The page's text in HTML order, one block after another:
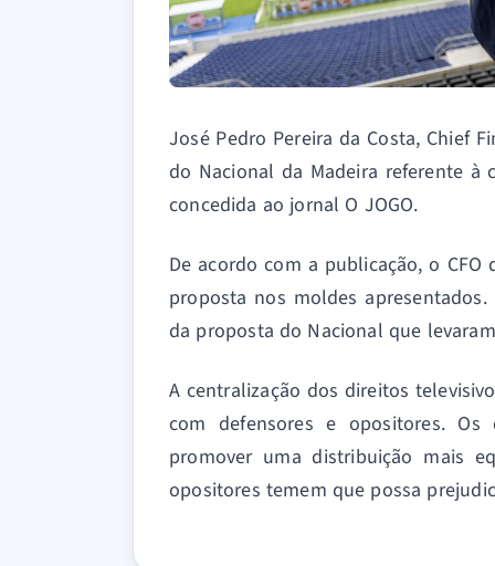
José Pedro Pereira da Costa, Chief
do Nacional da Madeira referente à
concedida ao jornal O JOGO.
De acordo com a publicação, o
proposta nos moldes
da proposta do Nacional que
A centralização dos direitos
com defensores e opositores. Os
promover uma distribuição mais
opositores temem que possa